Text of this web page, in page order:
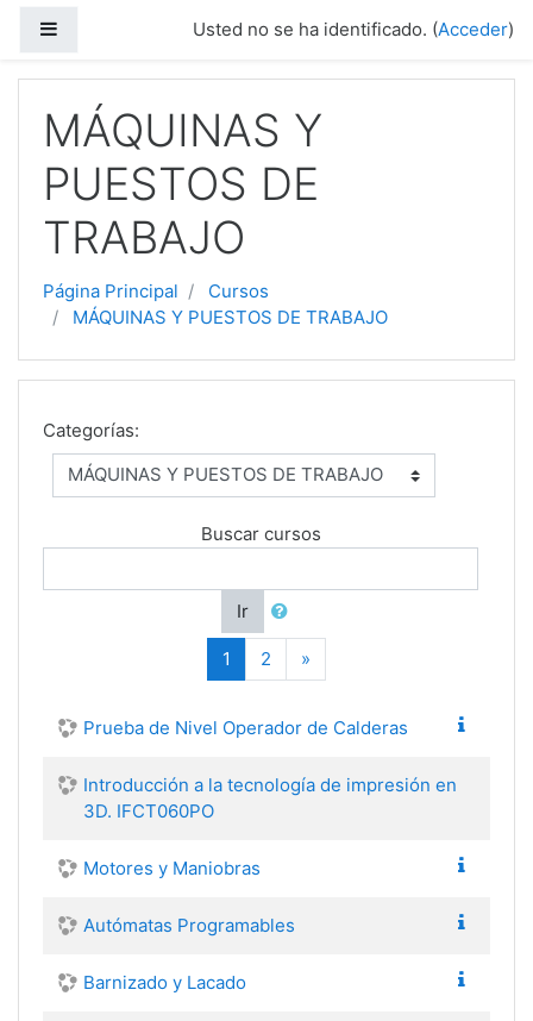
Usted no se ha identificado. (Acceder)
MÁQUINAS Y
PUESTOS DE
TRABAJO
Página Principal
Cursos
MÁQUINAS Y PUESTOS DE TRABAJO
Categorías:
Buscar cursos
Ir
1 (actual)
2 »
Prueba de Nivel Operador de Calderas
Introducción a la tecnología de impresión en
3D. IFCT060PO
Motores y Maniobras
Autómatas Programables
Barnizado y Lacado